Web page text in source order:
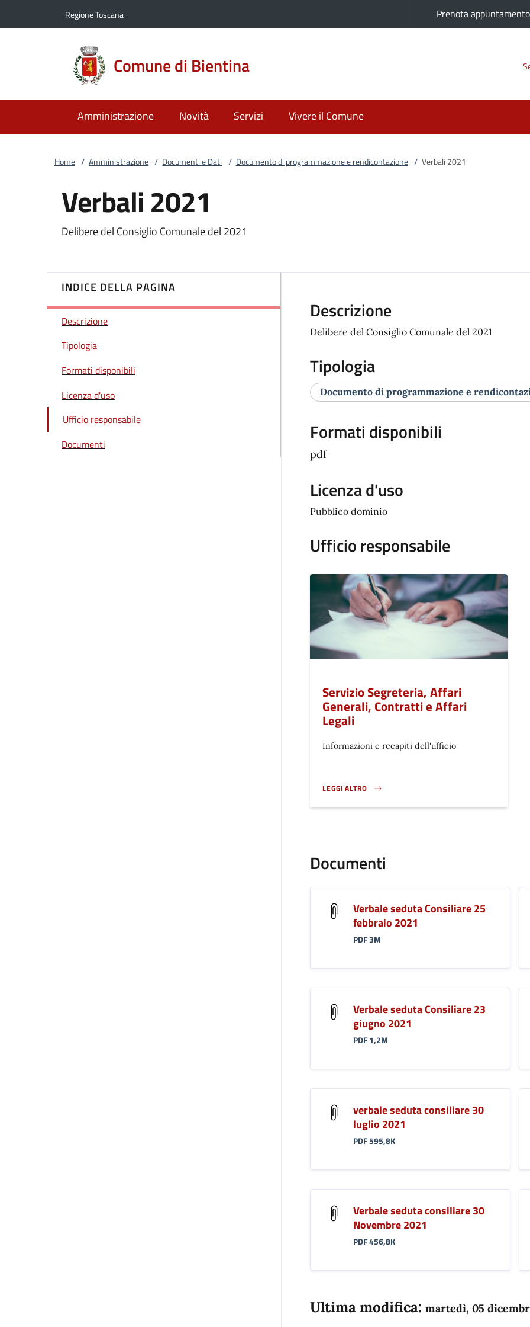
Regione Toscana Prenota
Comune di Bientina
Amministrazione Novità Servizi Vivere il Comune
Home / Amministrazione / Documenti e Dati / Documento di programmazione e rendicontazione / Verbali 2021
Verbali 2021
Delibere del Consiglio Comunale del 2021
INDICE DELLA PAGINA
Descrizione
Tipologia
Formati disponibili
Licenza d'uso
Ufficio responsabile
Documenti
Descrizione
Delibere del Consiglio Comunale del 2021
Tipologia
Documento di programmazione e
Formati disponibili
pdf
Licenza d'uso
Pubblico dominio
Ufficio responsabile
Servizio Segreteria, Affari
Generali, Contratti e Affari
Legali
Informazioni e recapiti dell'ufficio
LEGGI ALTRO
}
Documenti
Verbale seduta Consiliare 25
febbraio 2021
PDF 3M
Verbale seduta Consiliare 23
giugno 2021
PDF 1,2M
verbale seduta consiliare 30
luglio 2021
PDF 595,8K
Verbale seduta consiliare 30
Novembre 2021
PDF 456,8K
Ultima modifica: martedì, 05